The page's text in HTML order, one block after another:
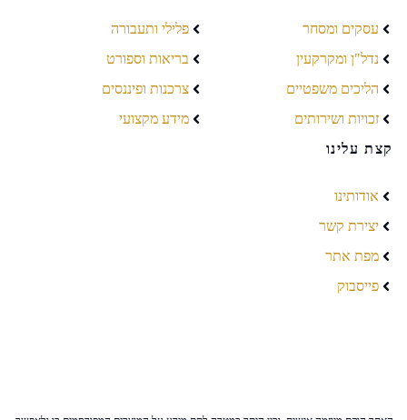
עסקים ומסחר
נדל"ן ומקרקעין
הליכים משפטיים
זכויות ושירותים
פלילי ותעבורה
בריאות וספורט
צרכנות ופיננסים
מידע מקצועי
קצת עלינו
אודותינו
יצירת קשר
מפת אתר
פייסבוק